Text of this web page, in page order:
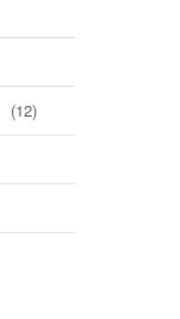
(12)